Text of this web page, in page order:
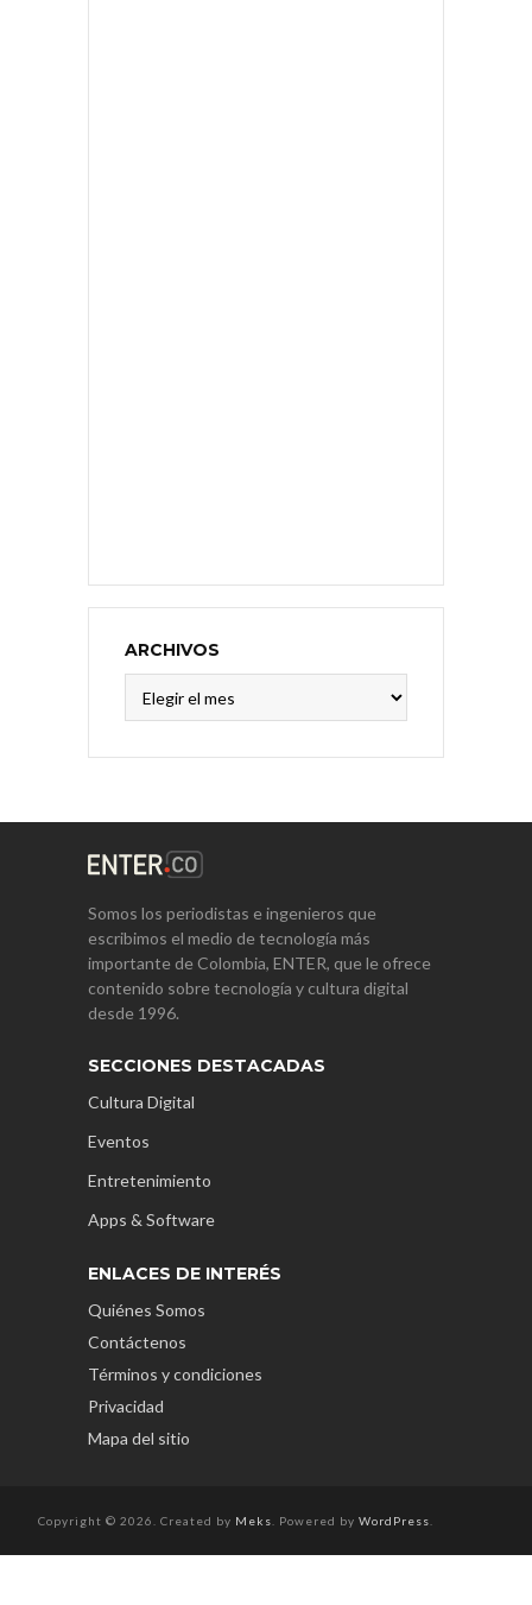
ARCHIVOS
Somos los periodistas e ingenieros que
escribimos el medio de tecnología más
importante de Colombia, ENTER, que le ofrece
contenido sobre tecnología y cultura digital
desde 1996.
SECCIONES DESTACADAS
Cultura Digital
Eventos
Entretenimiento
Apps & Software
ENLACES DE INTERÉS
Quiénes Somos
Contáctenos
Términos y condiciones
Privacidad
Mapa del sitio
Copyright © 2026. Created by Meks . Powered by WordPress